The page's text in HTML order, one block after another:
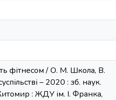
фітнесом / О. М. Школа, В.
– 2020 : зб. наук.
: ЖДУ ім. І. Франка,